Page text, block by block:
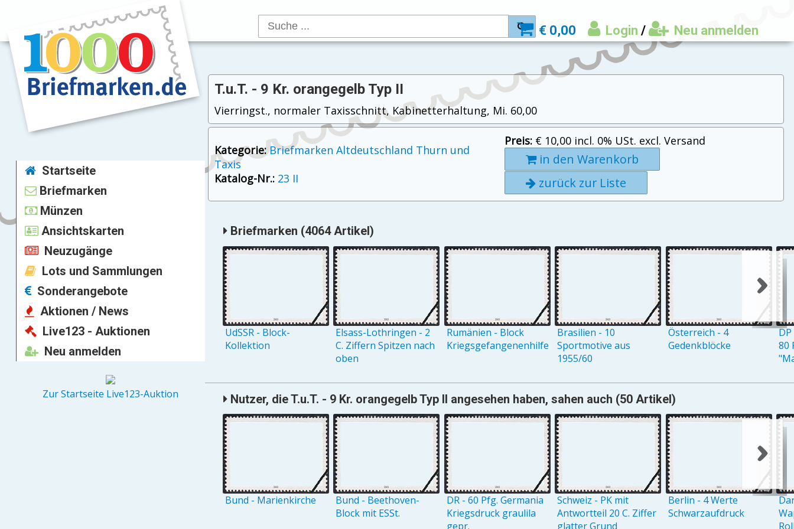
€ 0,00 Login / Neu anmelden
Startseite
Briefmarken
Münzen
Ansichtskarten
Neuzugänge
Lots und Sammlungen
Sonderangebote
Aktionen / News
Live123 - Auktionen
Neu anmelden
Zur Startseite Live123-Auktion
T.u.T. - 9 Kr. orangegelb Typ II
Vierringst., normaler Taxisschnitt, Kabinetterhaltung, Mi. 60,00
Kategorie: Briefmarken Altdeutschland Thurn und
Taxis
Katalog-Nr.: 23 II
Preis: € 10,00 incl. 0% USt. excl. Versand
in den Warenkorb
zurück zur Liste
Briefmarken (4064 Artikel)
UdSSR - Block-
Kollektion
Elsass-Lothringen - 2
C. Ziffern Spitzen nach
oben
Rumänien - Block
Kriegsgefangenenhilfe
Brasilien - 10
Sportmotive aus
1955/60
Österreich - 4
Gedenkblöcke
80
Nutzer, die T.u.T. - 9 Kr. orangegelb Typ II angesehen haben, sahen auch (50 Artikel)
Bund - Marienkirche
Bund - Beethoven-
Block mit ESSt.
DR - 60 Pfg. Germania
Kriegsdruck graulila
gepr.
Schweiz - PK mit
Antwortteil 20 C. Ziffer
glatter Grund
Berlin - 4 Werte
Schwarzaufdruck